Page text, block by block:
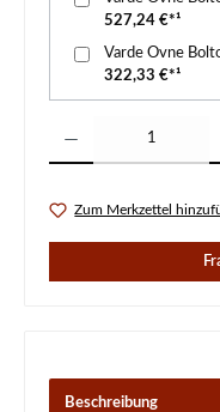
527,24 €*¹
Varde Ovne
322,33 €*¹
Zum Merkzettel
Beschreibung